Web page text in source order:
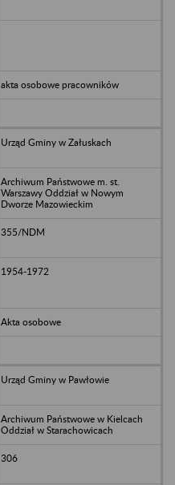
akta osobowe pracowników
Urząd Gminy w Załuskach
Archiwum Państwowe m. st.
Warszawy Oddział w Nowym
Dworze Mazowieckim
355/NDM
1954-1972
Akta osobowe
Urząd Gminy w Pawłowie
Archiwum Państwowe w Kielcach
Oddział w Starachowicach
306